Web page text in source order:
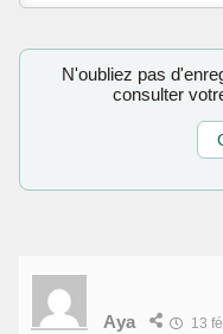
N'oubliez pas
consulter
Aya 13